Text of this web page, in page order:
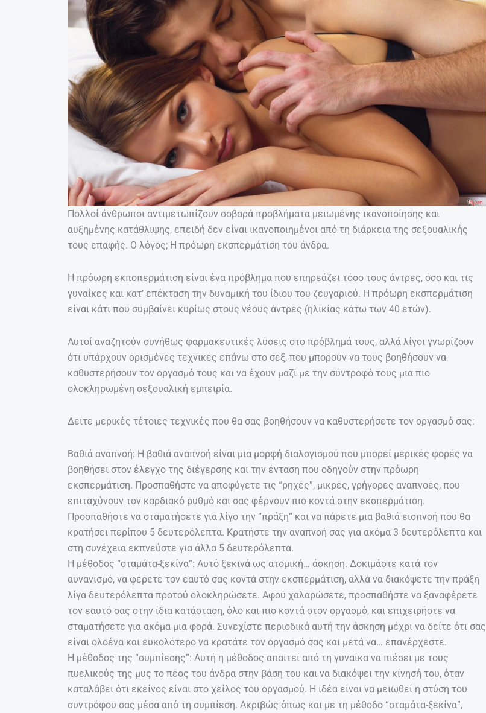
Πολλοί άνθρωποι αντιμετωπίζουν σοβαρά προβλήματα μειωμένης ικανοποίησης και
αυξημένης κατάθλιψης, επειδή δεν είναι ικανοποιημένοι από τη διάρκεια της σεξουαλικής
τους επαφής. Ο λόγος; Η πρόωρη εκσπερμάτιση του άνδρα.
Η πρόωρη εκπσπερμάτιση είναι ένα πρόβλημα που επηρεάζει τόσο τους άντρες, όσο και τις
γυναίκες και κατ’ επέκταση την δυναμική του ίδιου του ζευγαριού. Η πρόωρη εκσπερμάτιση
είναι κάτι που συμβαίνει κυρίως στους νέους άντρες (ηλικίας κάτω των 40 ετών).
Αυτοί αναζητούν συνήθως φαρμακευτικές λύσεις στο πρόβλημά τους, αλλά λίγοι γνωρίζουν
ότι υπάρχουν ορισμένες τεχνικές επάνω στο σεξ, που μπορούν να τους βοηθήσουν να
καθυστερήσουν τον οργασμό τους και να έχουν μαζί με την σύντροφό τους μια πιο
ολοκληρωμένη σεξουαλική εμπειρία.
Δείτε μερικές τέτοιες τεχνικές που θα σας βοηθήσουν να καθυστερήσετε τον οργασμό σας:
Βαθιά αναπνοή: Η βαθιά αναπνοή είναι μια μορφή διαλογισμού που μπορεί μερικές φορές να
βοηθήσει στον έλεγχο της διέγερσης και την ένταση που οδηγούν στην πρόωρη
εκσπερμάτιση. Προσπαθήστε να αποφύγετε τις “ρηχές”, μικρές, γρήγορες αναπνοές, που
επιταχύνουν τον καρδιακό ρυθμό και σας φέρνουν πιο κοντά στην εκσπερμάτιση.
Προσπαθήστε να σταματήσετε για λίγο την “πράξη” και να πάρετε μια βαθιά εισπνοή που θα
κρατήσει περίπου 5 δευτερόλεπτα. Κρατήστε την αναπνοή σας για ακόμα 3 δευτερόλεπτα και
στη συνέχεια εκπνεύστε για άλλα 5 δευτερόλεπτα.
Η μέθοδος “σταμάτα-ξεκίνα”: Αυτό ξεκινά ως ατομική… άσκηση. Δοκιμάστε κατά τον
αυνανισμό, να φέρετε τον εαυτό σας κοντά στην εκσπερμάτιση, αλλά να διακόψετε την πράξη
λίγα δευτερόλεπτα προτού ολοκληρώσετε. Αφού χαλαρώσετε, προσπαθήστε να ξαναφέρετε
τον εαυτό σας στην ίδια κατάσταση, όλο και πιο κοντά στον οργασμό, και επιχειρήστε να
σταματήσετε για ακόμα μια φορά. Συνεχίστε περιοδικά αυτή την άσκηση μέχρι να δείτε ότι σας
είναι ολοένα και ευκολότερο να κρατάτε τον οργασμό σας και μετά να… επανέρχεστε.
Η μέθοδος της “συμπίεσης”: Αυτή η μέθοδος απαιτεί από τη γυναίκα να πιέσει με τους
πυελικούς της μυς το πέος του άνδρα στην βάση του και να διακόψει την κίνησή του, όταν
καταλάβει ότι εκείνος είναι στο χείλος του οργασμού. Η ιδέα είναι να μειωθεί η στύση του
συντρόφου σας μέσα από τη συμπίεση. Ακριβώς όπως και με τη μέθοδο “σταμάτα-ξεκίνα”,